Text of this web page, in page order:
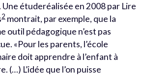
Une étuderéalisée en 2008 par Lire
2 montrait, par exemple, que la
outil pédagogique n’est pas
«Pour les parents, l’école
doit apprendre à l’enfant à
(…) L’idée que l’on puisse